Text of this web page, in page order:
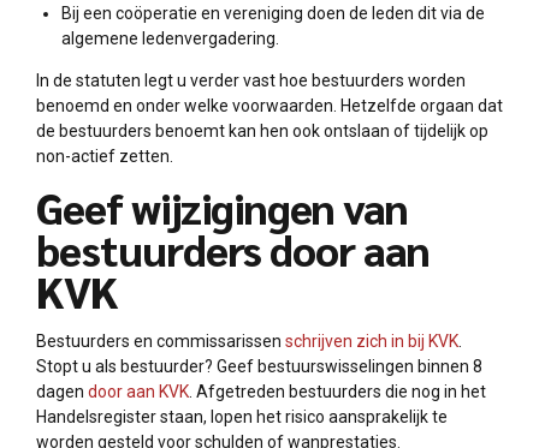
Bij een coöperatie en vereniging doen de leden dit via de
algemene ledenvergadering.
In de statuten legt u verder vast hoe bestuurders worden
benoemd en onder welke voorwaarden. Hetzelfde orgaan dat
de bestuurders benoemt kan hen ook ontslaan of tijdelijk op
non-actief zetten.
Geef wijzigingen van
bestuurders door aan
KVK
Bestuurders en commissarissen schrijven zich in bij KVK.
Stopt u als bestuurder? Geef bestuurswisselingen binnen 8
dagen door aan KVK. Afgetreden bestuurders die nog in het
Handelsregister staan, lopen het risico aansprakelijk te
worden gesteld voor schulden of wanprestaties.